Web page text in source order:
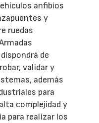
anfibios
y
ruedas
de
validar y
además
para
complejidad y
para realizar los